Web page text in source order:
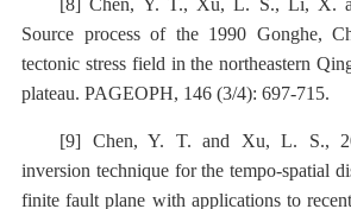
[8] Chen, Y. T., Xu, L. S., Li, X.
Source process of the 1990 Gonghe,
tectonic stress field in the northeastern
plateau. PAGEOPH, 146 (3/4): 697-715.
[9] Chen, Y. T. and Xu, L. S.,
inversion technique for the tempo-spatial
finite fault plane with applications to